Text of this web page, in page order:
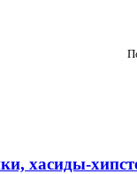
хасиды-